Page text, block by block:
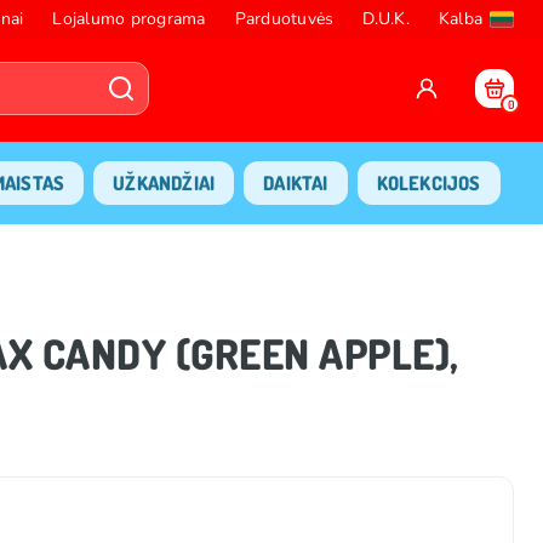
Lojalumo programa Parduotuvės D.U.K. Kalba
0
UŽKANDŽIAI DAIKTAI KOLEKCIJOS
CANDY (GREEN APPLE),